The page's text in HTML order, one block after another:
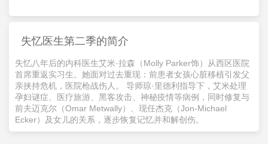
失忆医生第二季的简介
失忆八年后的内科医生艾米·拉森（Molly Parker饰）从西区医院
首席重返实习生。她面对过去重现：前患者女孩心脏移植引发父
亲挟持危机，医院枪战伤人。 导师琼·里德利指导下，艾米处理
孕妇谜症、医疗旅游、黑客攻击、神秘疫情等病例，同时修复与
前夫迈克尔（Omar Metwally）、现任杰克（Jon-Michael
Ecker）及女儿的关系，逐步恢复记忆并和解创伤。